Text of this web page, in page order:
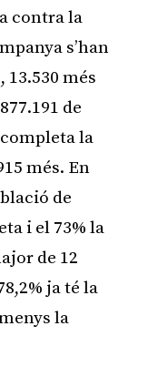
contra la
s’han
13.530 més
de
completa la
més. En
de
i el 73% la
de 12
ja té la
la